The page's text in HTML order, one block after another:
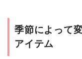
季節によって
アイテム